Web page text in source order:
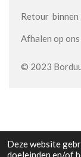
Deze website
doeleinden en/of
Retour binnen
Afhalen op
© 2023